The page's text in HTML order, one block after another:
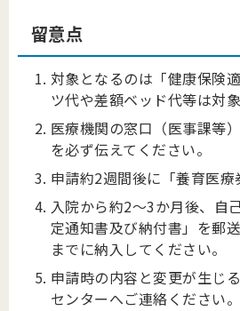
留意点
対象となるのは「健康保険
ツ代や差額ベッド代等は対
医療機関の窓口（医事課等
を必ず伝えてください。
申請約2週間後に「養育医療
入院から約2～3か月後、自
定通知書及び納付書」を郵
までに納入してください。
申請時の内容と変更が生じ
センターへご連絡ください。